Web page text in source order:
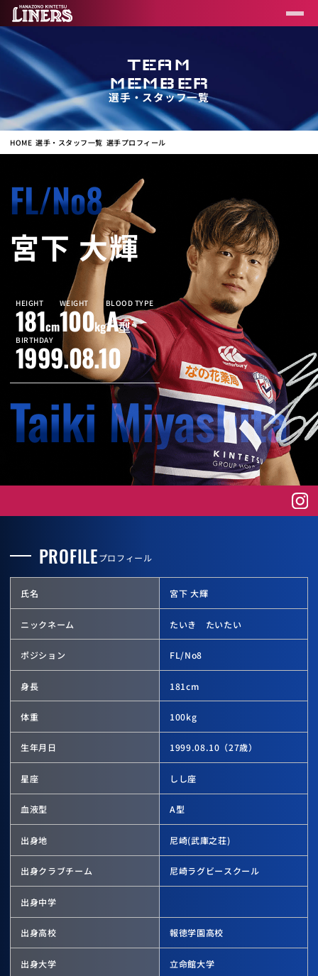
TEAM
MEMBER
選手・スタッフ一覧
HOME 選手・スタッフ一覧 選手プロフィール
FL/No8
宮下 大輝
HEIGHT
181cm
WEIGHT
100kg
BLOOD TYPE
A型
BIRTHDAY
1999.08.10
Taiki Miyashita
PROFILEプロフィール
氏名 宮下 大輝
ニックネーム たいき たいたい
ポジション FL/No8
身長 181cm
体重 100kg
生年月日 1999.08.10 （27歳）
星座 しし座
血液型 A型
出身地 尼崎(武庫之荘)
出身クラブチーム 尼崎ラグビースクール
出身中学
出身高校 報徳学園高校
出身大学 立命館大学